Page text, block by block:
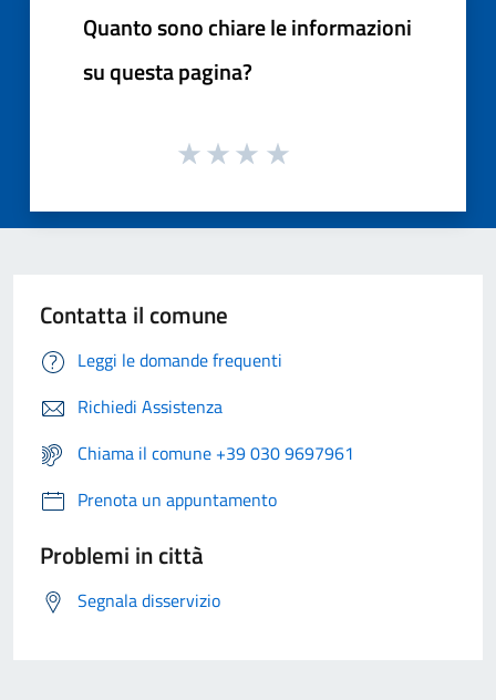
Quanto sono chiare le informazioni
su questa pagina?
Contatta il comune
Leggi le domande frequenti
Richiedi Assistenza
Chiama il comune +39 030 9697961
Prenota un appuntamento
Problemi in città
Segnala disservizio